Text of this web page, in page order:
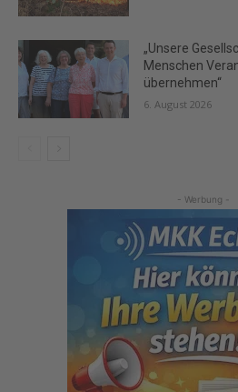
„Unsere
Menschen
übernehmen“
6. August 2026
- Werbung -